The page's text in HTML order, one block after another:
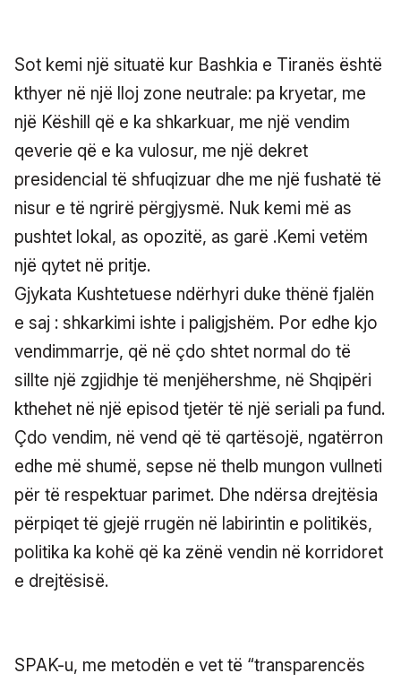
Sot kemi një situatë kur Bashkia e Tiranës është
kthyer në një lloj zone neutrale: pa kryetar, me
një Këshill që e ka shkarkuar, me një vendim
qeverie që e ka vulosur, me një dekret
presidencial të shfuqizuar dhe me një fushatë të
nisur e të ngrirë përgjysmë. Nuk kemi më as
pushtet lokal, as opozitë, as garë .Kemi vetëm
një qytet në pritje.
Gjykata Kushtetuese ndërhyri duke thënë fjalën
e saj : shkarkimi ishte i paligjshëm. Por edhe kjo
vendimmarrje, që në çdo shtet normal do të
sillte një zgjidhje të menjëhershme, në Shqipëri
kthehet në një episod tjetër të një seriali pa fund.
Çdo vendim, në vend që të qartësojë, ngatërron
edhe më shumë, sepse në thelb mungon vullneti
për të respektuar parimet. Dhe ndërsa drejtësia
përpiqet të gjejë rrugën në labirintin e politikës,
politika ka kohë që ka zënë vendin në korridoret
e drejtësisë.
SPAK-u, me metodën e vet të “transparencës